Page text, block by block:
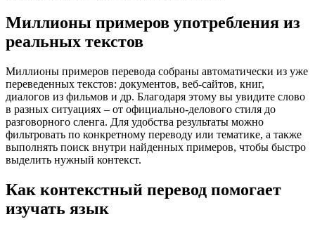
Миллионы примеров употребления из
реальных текстов
Миллионы примеров перевода собраны автоматически из уже
переведенных текстов: документов, веб-сайтов, книг,
диалогов из фильмов и др. Благодаря этому вы увидите слово
в разных ситуациях – от официально-делового стиля до
разговорного сленга. Для удобства результаты можно
фильтровать по конкретному переводу или тематике, а также
выполнять поиск внутри найденных примеров, чтобы быстро
выделить нужный контекст.
Как контекстный перевод помогает
изучать язык